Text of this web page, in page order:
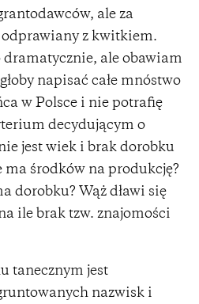
ale za
odprawiany z kwitkiem.
dramatycznie, ale obawiam
napisać całe mnóstwo
w Polsce i nie potrafię
decydującym o
jest wiek i brak dorobku
ma środków na produkcję?
dorobku? Wąż dławi się
ile brak tzw. znajomości
tanecznym jest
nazwisk i